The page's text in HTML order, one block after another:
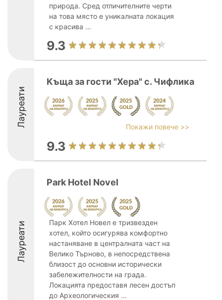
природа. Сред отличителните черти
на това място е уникалната локация
с красива ...
9.3
Лауреати
Къща за гости "Хера" с. Чифлика
Покажи повече >>
9.3
Лауреати
Park Hotel Novel
Парк Хотел Новел е тризвезден
хотел, който осигурява комфортно
настаняване в централната част на
Велико Търново, в непосредствена
близост до основни исторически
забележителности на града.
Локацията предоставя лесен достъп
до Археологическия ...